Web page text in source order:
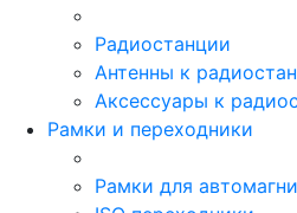
Радиостанции
Антенны к
Аксессуары к
Рамки и переходники
Рамки для